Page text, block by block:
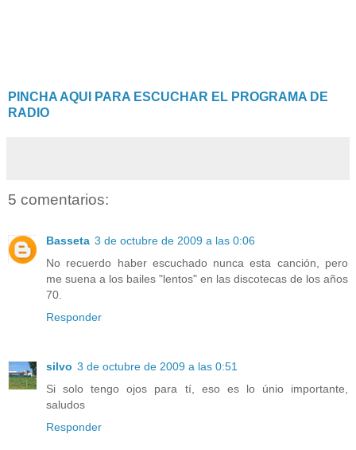
PINCHA AQUI PARA ESCUCHAR EL PROGRAMA DE
RADIO
5 comentarios:
Basseta 3 de octubre de 2009 a las 0:06
No recuerdo haber escuchado nunca esta canción, pero
me suena a los bailes "lentos" en las discotecas de los años
70.
Responder
silvo 3 de octubre de 2009 a las 0:51
Si solo tengo ojos para tí, eso es lo únio importante,
saludos
Responder